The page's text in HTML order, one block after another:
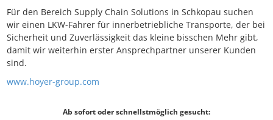
Für den Bereich Supply Chain Solutions in Schkopau suchen
wir einen LKW-Fahrer für innerbetriebliche Transporte, der bei
Sicherheit und Zuverlässigkeit das kleine bisschen Mehr gibt,
damit wir weiterhin erster Ansprechpartner unserer Kunden
sind.
www.hoyer-group.com
Ab sofort oder schnellstmöglich gesucht: